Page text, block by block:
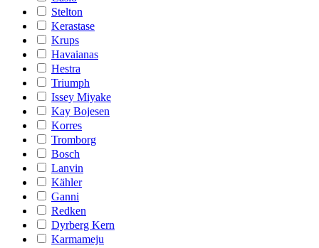
Stelton
Kerastase
Krups
Havaianas
Hestra
Triumph
Issey Miyake
Kay Bojesen
Korres
Tromborg
Bosch
Lanvin
Kähler
Ganni
Redken
Dyrberg Kern
Karmameju